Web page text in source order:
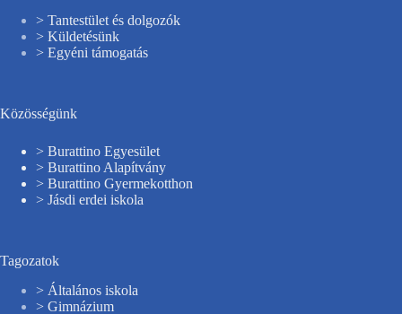
> Tantestület és dolgozók
> Küldetésünk
> Egyéni támogatás
Közösségünk
> Burattino Egyesület
> Burattino Alapítvány
> Burattino Gyermekotthon
> Jásdi erdei iskola
Tagozatok
> Általános iskola
> Gimnázium